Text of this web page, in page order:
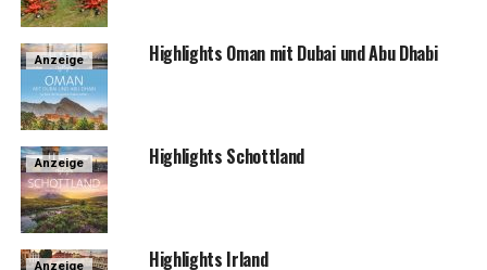
Anzeige High­lights Oman mit Dubai und Abu Dhabi
Anzeige High­lights Schottland
Anzeige High­lights Irland